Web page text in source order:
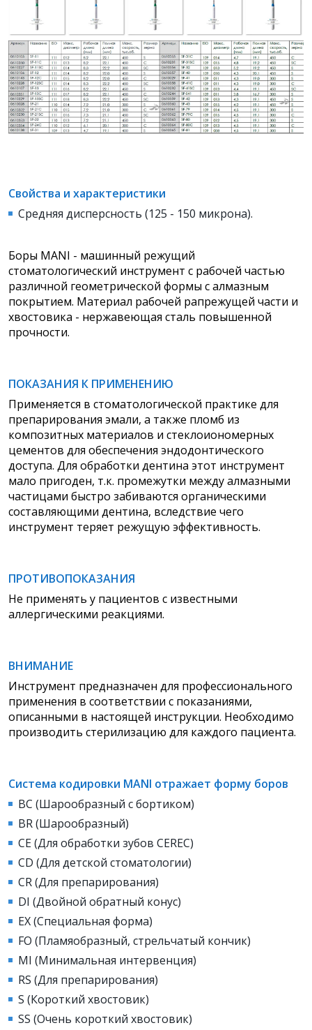
Свойства и характеристики
Средняя дисперсность (125 - 150 микрона).
Боры MANI - машинный режущий
стоматологический инструмент с рабочей частью
различной геометрической формы с алмазным
покрытием. Материал рабочей рапрежущей части и
хвостовика - нержавеющая сталь повышенной
прочности.
ПОКАЗАНИЯ К ПРИМЕНЕНИЮ
Применяется в стоматологической практике для
препарирования эмали, а также пломб из
композитных материалов и стеклоиономерных
цементов для обеспечения эндодонтического
доступа. Для обработки дентина этот инструмент
мало пригоден, т.к. промежутки между алмазными
частицами быстро забиваются органическими
составляющими дентина, вследствие чего
инструмент теряет режущую эффективность.
ПРОТИВОПОКАЗАНИЯ
Не применять у пациентов с известными
аллергическими реакциями.
ВНИМАНИЕ
Инструмент предназначен для профессионального
применения в соответствии с показаниями,
описанными в настоящей инструкции. Необходимо
производить стерилизацию для каждого пациента.
Система кодировки MANI отражает форму боров
BC (Шарообразный с бортиком)
BR (Шарообразный)
CE (Для обработки зубов CEREC)
CD (Для детской стоматологии)
СR (Для препарирования)
DI (Двойной обратный конус)
EX (Специальная форма)
FO (Пламяобразный, стрельчатый кончик)
MI (Минимальная интервенция)
RS (Для препарирования)
S (Короткий хвостовик)
SS (Очень короткий хвостовик)